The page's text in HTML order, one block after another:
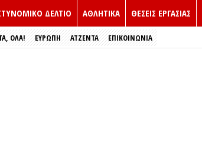
ΔΕΛΤΙΟ ΑΘΛΗΤΙΚΑ ΘΕΣΕΙΣ ΕΡΓΑΣΙΑΣ
ΟΛΑ! ΕΥΡΏΠΗ ΑΤΖΕΝΤΑ ΕΠΙΚΟΙΝΩΝΙΑ